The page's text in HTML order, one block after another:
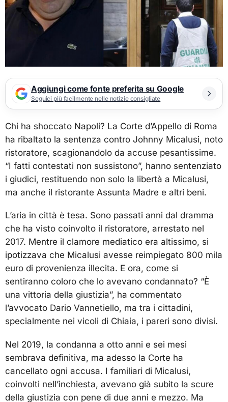
Aggiungi come fonte preferita su Google
Seguici più facilmente nelle notizie consigliate
Chi ha shoccato Napoli? La Corte d’Appello di Roma
ha ribaltato la sentenza contro Johnny Micalusi, noto
ristoratore, scagionandolo da accuse pesantissime.
“I fatti contestati non sussistono”, hanno sentenziato
i giudici, restituendo non solo la libertà a Micalusi,
ma anche il ristorante Assunta Madre e altri beni.
L’aria in città è tesa. Sono passati anni dal dramma
che ha visto coinvolto il ristoratore, arrestato nel
2017. Mentre il clamore mediatico era altissimo, si
ipotizzava che Micalusi avesse reimpiegato 800 mila
euro di provenienza illecita. E ora, come si
sentiranno coloro che lo avevano condannato? “È
una vittoria della giustizia”, ha commentato
l’avvocato Dario Vannetiello, ma tra i cittadini,
specialmente nei vicoli di Chiaia, i pareri sono divisi.
Nel 2019, la condanna a otto anni e sei mesi
sembrava definitiva, ma adesso la Corte ha
cancellato ogni accusa. I familiari di Micalusi,
coinvolti nell’inchiesta, avevano già subito la scure
della giustizia con pene di due anni e mezzo. Ma